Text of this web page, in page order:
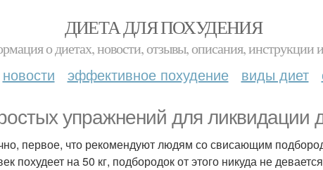
ДИЕТА ДЛЯ ПОХУДЕНИЯ
о диетах, новости, отзывы, описания, инструкции
новости эффективное похудение виды диет
упражнений для ликвидации
первое, что рекомендуют людям со свисающим
похудеет на 50 кг, подбородок от этого никуда не